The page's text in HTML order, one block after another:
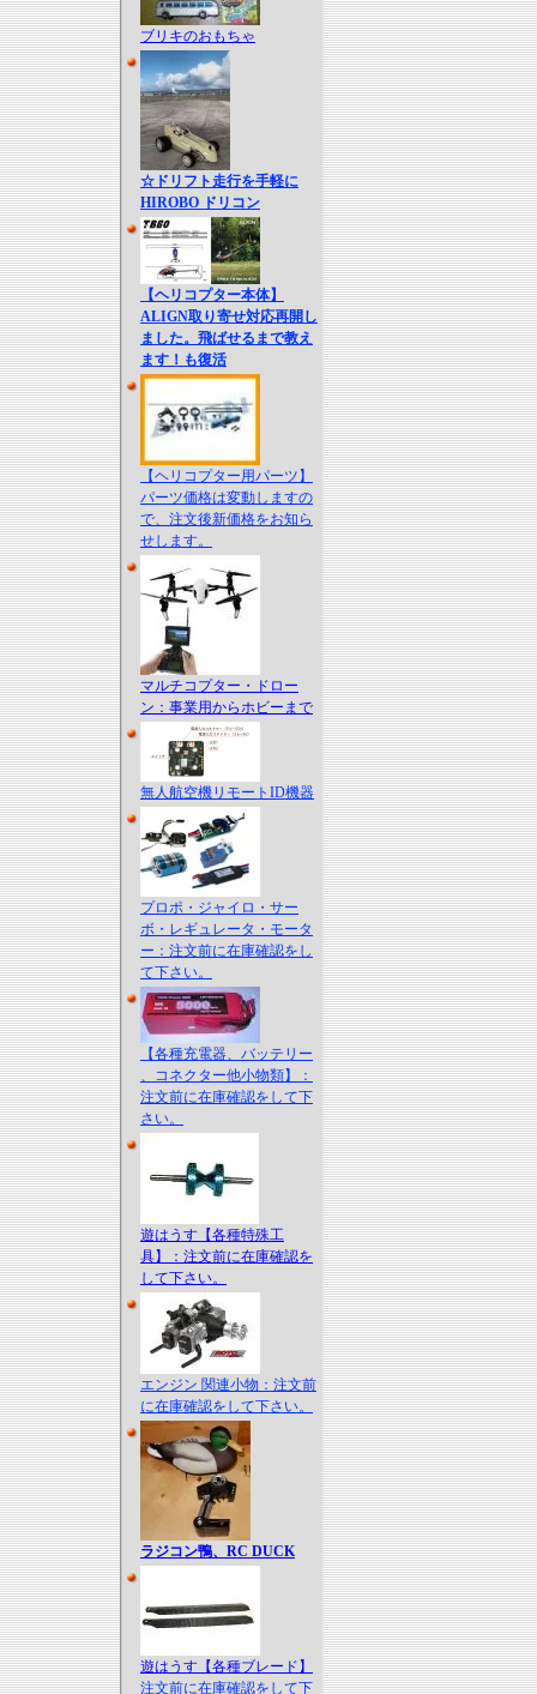
ブリキのおもちゃ
☆ドリフト走行を手軽に
HIROBO ドリコン
【ヘリコプター本体】
ALIGN取り寄せ対応再開し
ました。飛ばせるまで教え
ます！も復活
【ヘリコプター用パーツ】
パーツ価格は変動しますの
で、注文後新価格をお知ら
せします。
マルチコプター・ドロー
ン：事業用からホビーまで
無人航空機リモートID機器
プロポ・ジャイロ・サー
ボ・レギュレータ・モータ
ー：注文前に在庫確認をし
て下さい。
【各種充電器、バッテリー
、コネクター他小物類】：
注文前に在庫確認をして下
さい。
遊はうす【各種特殊工
具】：注文前に在庫確認を
して下さい。
エンジン 関連小物：注文前
に在庫確認をして下さい。
ラジコン鴨、RC DUCK
遊はうす【各種ブレード】
注文前に在庫確認をして下